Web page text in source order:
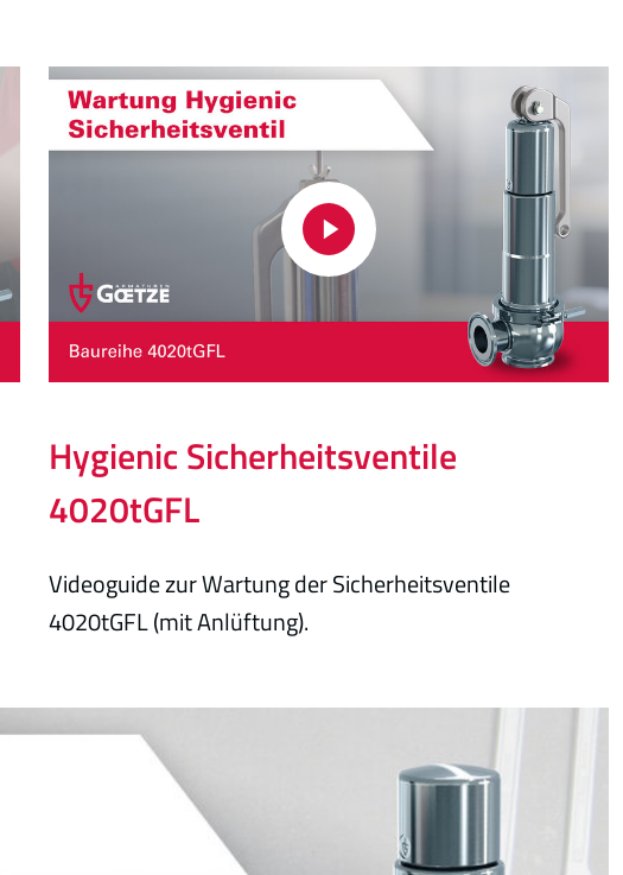
Hygienic Sicherheitsventile
4020tGFL
Videoguide zur Wartung der Sicherheitsventile
4020tGFL (mit Anlüftung).